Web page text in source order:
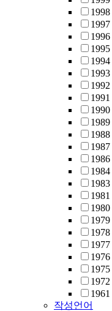
1998
1997
1996
1995
1994
1993
1992
1991
1990
1989
1988
1987
1986
1984
1983
1981
1980
1979
1978
1977
1976
1975
1972
1961
작성언어